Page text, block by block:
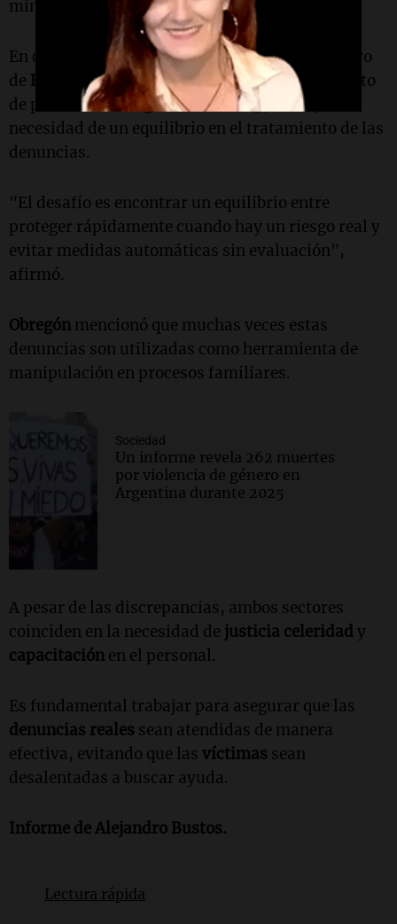
minimizar el problema real", subrayó.
En contraste,Camila Obregón, abogada del fuero
de Familia, se mostró a favor del endurecimiento
de penas. En diálogo con
Cadena 3 , subrayó la
necesidad de un equilibrio en el tratamiento de las
denuncias.
"El desafío es encontrar un equilibrio entre
proteger rápidamente cuando hay un riesgo real y
evitar medidas automáticas sin evaluación",
afirmó.
Obregón mencionó que muchas veces estas
denuncias son utilizadas como herramienta de
manipulación en procesos familiares.
Sociedad
Un informe revela 262 muertes
por violencia de género en
Argentina durante 2025
A pesar de las discrepancias, ambos sectores
coinciden en la necesidad de justicia celeridad y
capacitación en el personal.
Es fundamental trabajar para asegurar que las
denuncias reales sean atendidas de manera
efectiva, evitando que las víctimas sean
desalentadas a buscar ayuda.
Informe de Alejandro Bustos.
Lectura rápida